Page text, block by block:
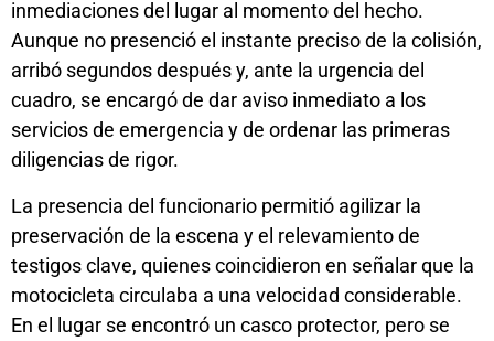
inmediaciones del lugar al momento del hecho.
Aunque no presenció el instante preciso de la colisión,
arribó segundos después y, ante la urgencia del
cuadro, se encargó de dar aviso inmediato a los
servicios de emergencia y de ordenar las primeras
diligencias de rigor.
La presencia del funcionario permitió agilizar la
preservación de la escena y el relevamiento de
testigos clave, quienes coincidieron en señalar que la
motocicleta circulaba a una velocidad considerable.
En el lugar se encontró un casco protector, pero se